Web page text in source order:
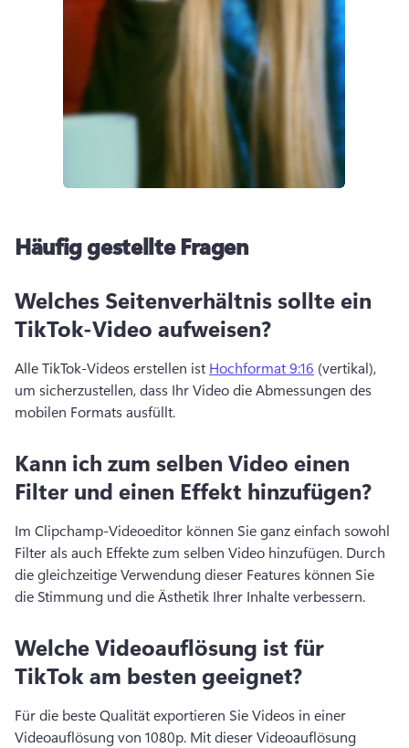
Häufig gestellte Fragen
Welches Seitenverhältnis sollte ein
TikTok-Video aufweisen?
Alle TikTok-Videos erstellen ist Hochformat 9:16 (vertikal),
um sicherzustellen, dass Ihr Video die Abmessungen des
mobilen Formats ausfüllt.
Kann ich zum selben Video einen
Filter und einen Effekt hinzufügen?
Im Clipchamp-Videoeditor können Sie ganz einfach sowohl
Filter als auch Effekte zum selben Video hinzufügen. Durch
die gleichzeitige Verwendung dieser Features können Sie
die Stimmung und die Ästhetik Ihrer Inhalte verbessern.
Welche Videoauflösung ist für
TikTok am besten geeignet?
Für die beste Qualität exportieren Sie Videos in einer
Videoauflösung von 1080p. Mit dieser Videoauflösung